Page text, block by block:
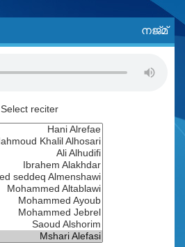
നജ്മ്
Select reciter